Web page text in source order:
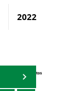
2022
Eventos